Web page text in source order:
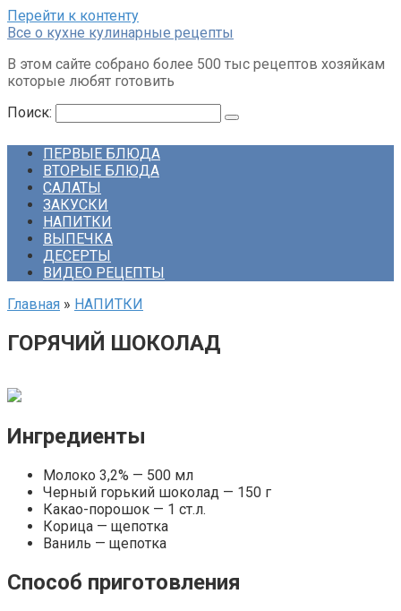
Перейти к контенту
Все о кухне кулинарные рецепты
В этом сайте собрано более 500 тыс рецептов хозяйкам
которые любят готовить
Поиск:
ПЕРВЫЕ БЛЮДА
ВТОРЫЕ БЛЮДА
САЛАТЫ
ЗАКУСКИ
НАПИТКИ
ВЫПЕЧКА
ДЕСЕРТЫ
ВИДЕО РЕЦЕПТЫ
Главная » НАПИТКИ
ГОРЯЧИЙ ШОКОЛАД
Ингредиенты
Молоко 3,2% — 500 мл
Черный горький шоколад — 150 г
Какао-порошок — 1 ст.л.
Корица — щепотка
Ваниль — щепотка
Способ приготовления